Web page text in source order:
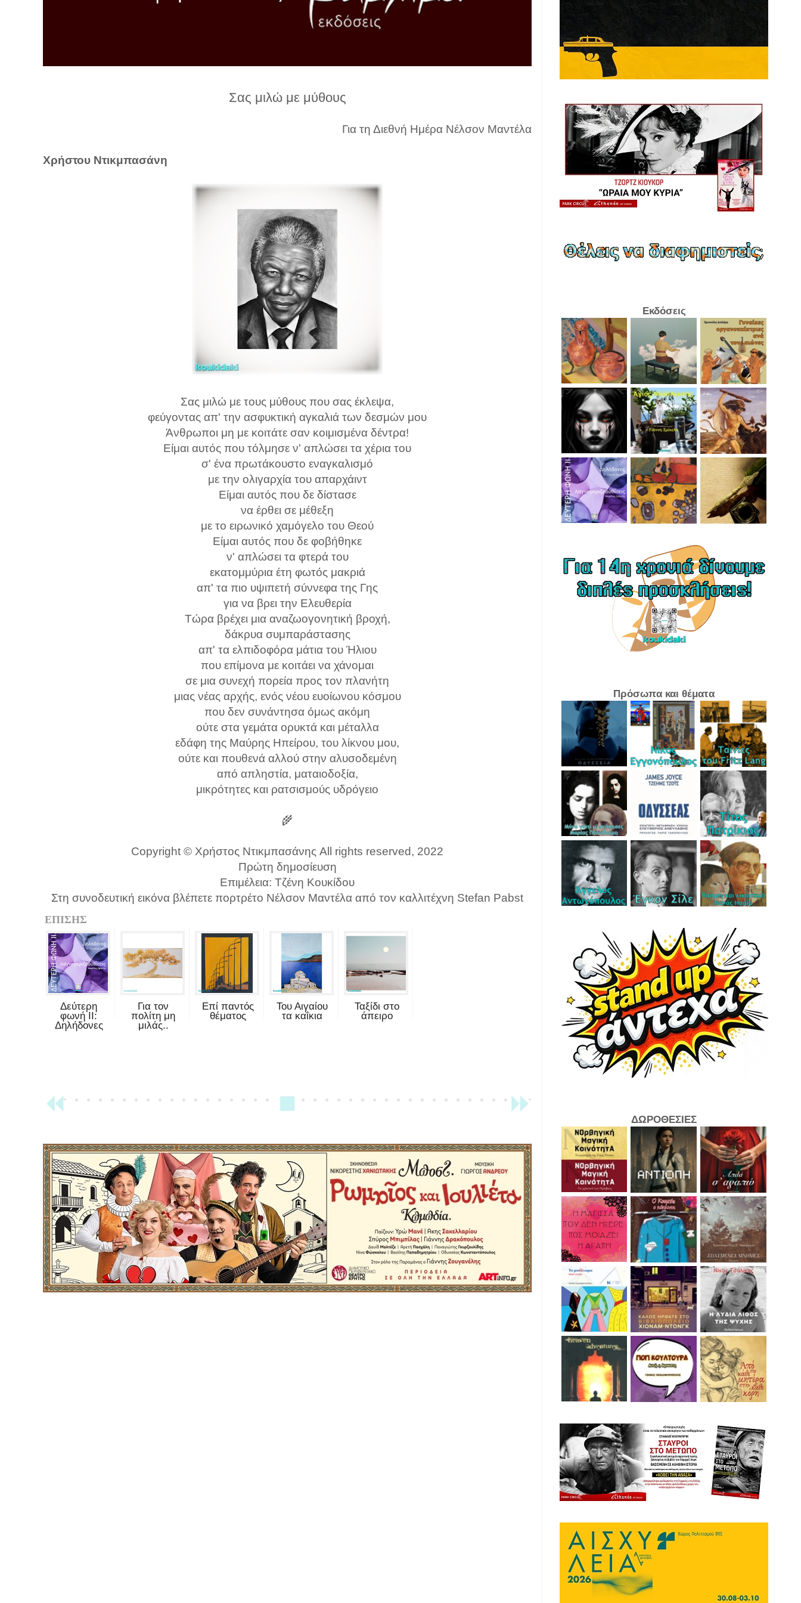
Σας μιλώ με μύθους
Για τη Διεθνή Ημέρα Νέλσον Μαντέλα
Χρήστου Ντικμπασάνη
Σας μιλώ με τους μύθους που σας έκλεψα,
φεύγοντας απ' την ασφυκτική αγκαλιά των δεσμών μου
Άνθρωποι μη με κοιτάτε σαν κοιμισμένα δέντρα!
Είμαι αυτός που τόλμησε ν' απλώσει τα χέρια του
σ' ένα πρωτάκουστο εναγκαλισμό
με την ολιγαρχία του απαρχάιντ
Είμαι αυτός που δε δίστασε
να έρθει σε μέθεξη
με το ειρωνικό χαμόγελο του Θεού
Είμαι αυτός που δε φοβήθηκε
ν' απλώσει τα φτερά του
εκατομμύρια έτη φωτός μακριά
απ' τα πιο υψιπετή σύννεφα της Γης
για να βρει την Ελευθερία
Τώρα βρέχει μια αναζωογονητική βροχή,
δάκρυα συμπαράστασης
απ' τα ελπιδοφόρα μάτια του Ήλιου
που επίμονα με κοιτάει να χάνομαι
σε μια συνεχή πορεία προς τον πλανήτη
μιας νέας αρχής, ενός νέου ευοίωνου κόσμου
που δεν συνάντησα όμως ακόμη
ούτε στα γεμάτα ορυκτά και μέταλλα
εδάφη της Μαύρης Ηπείρου, του λίκνου μου,
ούτε και πουθενά αλλού στην αλυσοδεμένη
από απληστία, ματαιοδοξία,
μικρότητες και ρατσισμούς υδρόγειο
🌾
Copyright © Χρήστος Ντικμπασάνης All rights reserved, 2022
Πρώτη δημοσίευση
Επιμέλεια: Τζένη Κουκίδου
Στη συνοδευτική εικόνα βλέπετε πορτρέτο Νέλσον Μαντέλα από τον καλλιτέχνη Stefan Pabst
ΕΠΙΣΗΣ
Δεύτερη
φωνή II:
Δηλήδονες
Για τον
πολίτη μη
μιλάς..
Επί παντός
θέματος
Του Αιγαίου
τα καΐκια
Ταξίδι στο
άπειρο
Εκδόσεις
Πρόσωπα και θέματα
ΔΩΡΟΘΕΣΙΕΣ